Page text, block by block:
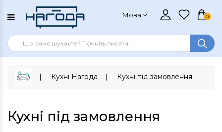
Мова 0
Кухні Нагода Кухні під замовлення
Кухні під замовлення